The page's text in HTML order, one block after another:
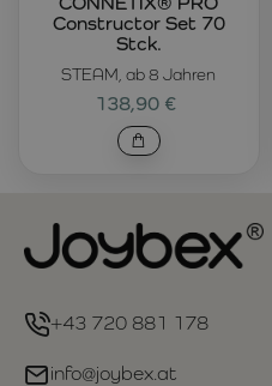
STEAM, ab 8 Jahren
Constructor Set 70
Stck.
138,90 €
+43 720 881 178
info@joybex.at